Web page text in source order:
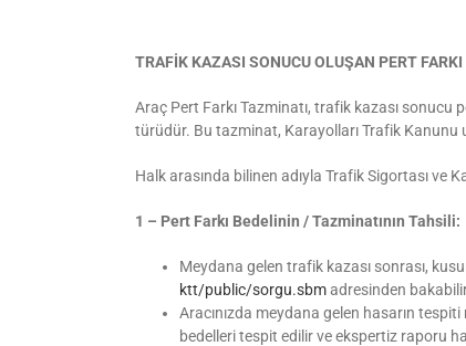
TRAFİK KAZASI SONUCU OLUŞAN PERT
Araç Pert Farkı Tazminatı, trafik kazası
türüdür. Bu tazminat, Karayolları Trafik Kanunu
Halk arasında bilinen adıyla Trafik Sigortası
1 – Pert Farkı Bedelinin / Tazminatının Tahsili:
Meydana gelen trafik kazası sonrası,
ktt/public/sorgu.sbmadresinden
Aracınızda meydana gelen hasarın
bedelleri tespit edilir ve ekspertiz raporu